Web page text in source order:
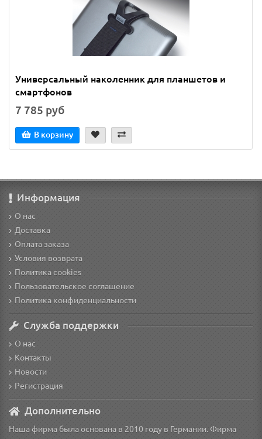
Универсальный наколенник для планшетов и
смартфонов
7 785 руб
В корзину
Информация
О нас
Доставка
Оплата заказа
Условия возврата
Политика cookies
Пользовательское соглашение
Политика конфиденциальности
Служба поддержки
О нас
Контакты
Новости
Регистрация
Дополнительно
Наша фирма была основана в 2010 году в Германии. Фирма